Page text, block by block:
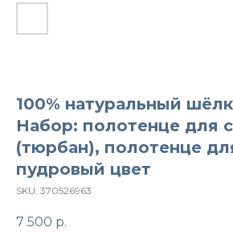
100% натуральный
Набор: полотенце для
(тюрбан), полотенце
пудровый цвет
SKU: 370526963
7 500 р.